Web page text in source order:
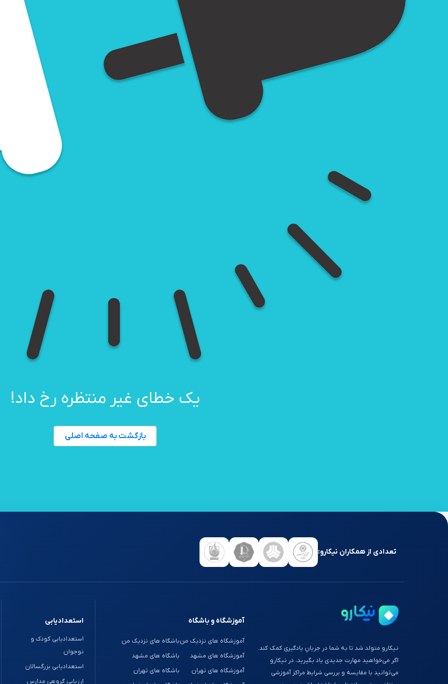
یک خطای غیر منتظره رخ داد!
بازگشت به صفحه اصلی
تعدادی از همکاران نیکارو:
نیکارو متولد شد تا به شما در جریانِ یادگیری کمک کند.
اگر می‌خواهید مهارت جدیدی یاد بگیرید، در نیکارو
می‌توانید با مقایسه و بررسی شرایط مراکز آموزشی
آموزشگاه و باشگاه
آموزشگاه های نزدیک من
آموزشگاه های مشهد
آموزشگاه های تهران
باشگاه های نزدیک من
باشگاه های مشهد
باشگاه های تهران
استعدادیابی
استعدادیابی کودک و
نوجوان
استعدادیابی بزرگسالان
ارزیابی گروهی مدارس